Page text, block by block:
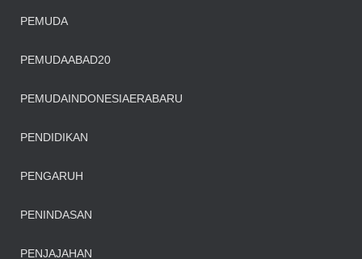
PEMUDA
PEMUDAABAD20
PEMUDAINDONESIAERABARU
PENDIDIKAN
PENGARUH
PENINDASAN
PENJAJAHAN